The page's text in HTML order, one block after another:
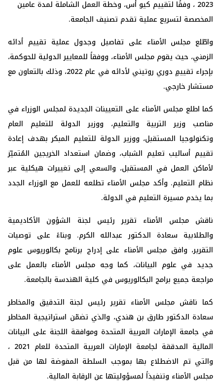
2023 ، وفقًا لتقييم كيو أس، وخطة العمل الشاملة لمدة عامين
المخصصة لتسريع عملية تقدم تصنيف الجامعة.
واطّلع مجلس الأمناء على تفاصيل وجدول عملية تقييم أدائه
الزمني، حيث يقوم مجلس الأمناء، ووفقاً للمعايير الدولية للحوكمة،
بإجراء تقييمٍ دوري روتيني لأدائه في عام 2022، وذلك بالتعاون مع
مستشار خارجي.
كما اطلع مجلس الأمناء على التعيينات الجديدة لمجلس الوزراء في
مناصب وزير التربية والتعليم، ووزير الدولة للتعليم العام
وتكنولوجيا المستقبل، ووزير الدولة للتعليم المبكر بهدف إعادة
تقييم أساليب تعليم الشباب، وضمان استعداد الخريجين المُتميّز
لأماكن العمل في المستقبل، والسعي إلى تغييرات هيكلية عبر
نظام التعليم. وأكد مجلس الأمناء تطلعه للعمل مع الوزراء الجدد
بما يخدم مسيرة التعليم في الدولة.
ناقش مجلس الأمناء تقرير رئيس لجنة الشؤون الأكاديمية
والطلابية سعادة الدكتور عبدالله الكرم. وبناءً على توصيات
التقرير، وافق مجلس الأمناء على إدراج برنامج بكالوريوس علوم
جديد في علوم البيانات، كما وجه مجلس الأمناء بالعمل على
مراجعة جميع برامج البكالوريوس في كلية الهندسة بالجامعة.
كما ناقش مجلس الأمناء تقرير رئيس لجنة التدقيق والمخاطر
سعادة الدكتور طارق بن هندي، والذي تضمّن استراتيجية المخاطر
في جامعة الإمارات العربية المتحدة وموافقة اللجنة على البيانات
المالية المدققة لجامعة الإمارات العربية المتحدة للعام 2021 ،
والتي تم الاضطلاع بها بموجب السلطة المفوضة لها من قبل
مجلس الأمناء وتنفيذاً لمسؤوليتها عن الرقابة المالية.